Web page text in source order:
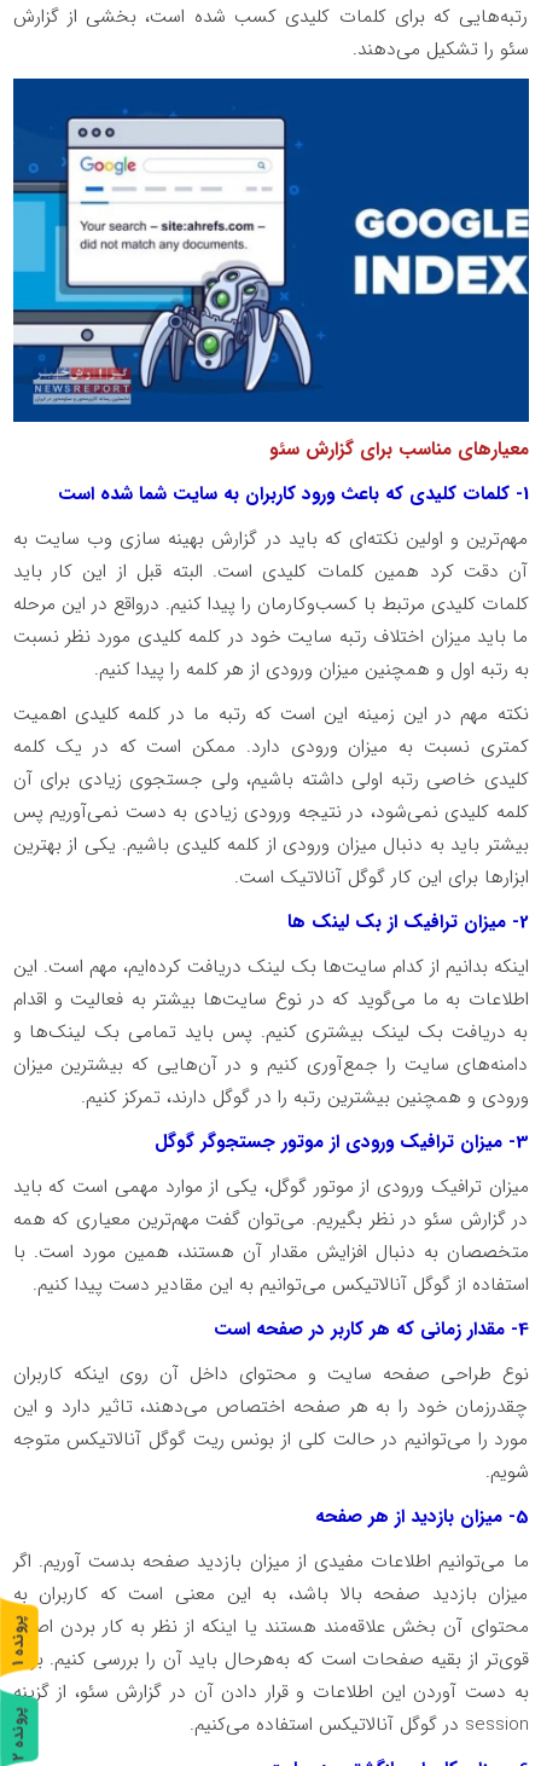
رتبه‌هایی که برای کلمات کلیدی کسب شده است، بخشی از گزارش
سئو را تشکیل می‌دهند.
معیارهای مناسب برای گزارش سئو
1- کلمات کلیدی که باعث ورود کاربران به سایت شما شده است
مهم‌ترین و اولین نکته‌ای که باید در گزارش بهینه سازی وب سایت به
آن دقت کرد همین کلمات کلیدی است. البته قبل از این کار باید
کلمات کلیدی مرتبط با کسب‌‌وکارمان را پیدا کنیم. درواقع در این مرحله
ما باید میزان اختلاف رتبه سایت خود در کلمه کلیدی مورد نظر نسبت
به رتبه اول و همچنین میزان ورودی از هر کلمه را پیدا کنیم.
نکته‌ مهم در این زمینه این است که رتبه ما در کلمه کلیدی اهمیت
کمتری نسبت به میزان ورودی دارد. ممکن است که در یک کلمه
کلیدی خاصی رتبه اولی داشته باشیم، ولی جستجوی زیادی برای آن
کلمه کلیدی نمی‌شود، در نتیجه ورودی زیادی به دست نمی‌آوریم پس
بیشتر باید به دنبال میزان ورودی از کلمه کلیدی باشیم. یکی از بهترین
ابزارها برای این کار گوگل آنالاتیک است.
2- میزان ترافیک از بک لینک‌ ها
اینکه بدانیم از کدام سایت‌ها بک لینک دریافت کرده‌ایم، مهم است. این
اطلاعات به ما می‌گوید که در نوع سایت‌ها بیشتر به فعالیت و اقدام
به دریافت بک لینک بیشتری کنیم. پس باید تمامی بک لینک‌ها و
دامنه‌های سایت را جمع‌آوری کنیم و در آن‌هایی که بیشترین میزان
ورودی و همچنین بیشترین رتبه را در گوگل دارند، تمرکز کنیم.
3- میزان ترافیک ورودی از موتور جستجوگر گوگل
میزان ترافیک ورودی از موتور گوگل، یکی از موارد مهمی است که باید
در گزارش سئو در نظر بگیریم. می‌توان گفت مهم‌ترین معیاری که همه
متخصصان به دنبال افزایش مقدار آن هستند، همین مورد است. با
استفاده از گوگل آنالاتیکس می‌توانیم به این مقادیر دست پیدا کنیم.
4- مقدار زمانی که هر کاربر در صفحه است
نوع طراحی صفحه سایت و محتوای داخل آن روی اینکه کاربران
چقدرزمان خود را به هر صفحه اختصاص می‌دهند، تاثیر دارد و این
مورد را می‌توانیم در حالت کلی از بونس ریت گوگل آنالاتیکس متوجه
شویم.
5- میزان بازدید از هر صفحه
ما می‌توانیم اطلاعات مفیدی از میزان بازدید صفحه بدست آوریم. اگر
میزان بازدید صفحه بالا باشد، به این معنی است که کاربران به
محتوای آن بخش علاقه‌مند هستند یا اینکه از نظر به کار بردن اصول
قوی‌تر از بقیه صفحات است که به‌هرحال باید آن را بررسی کنیم. برای
به دست آوردن این اطلاعات و قرار دادن آن در گزارش سئو، از گزینه
session در گوگل آنالاتیکس استفاده می‌کنیم.
پ
ر
و
ن
د
ه
1
پ
ر
و
ن
د
ه
2